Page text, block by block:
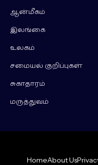
ஆன்மீகம்
இலங்கை
உலகம்
சமையல் குறிப்புகள்
சுகாதாரம்
மருத்துவம்
HomeAbout Us